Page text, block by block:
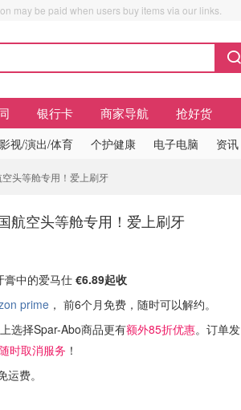
may be paid when users buy items via our links.
银行卡 商家导航 抢好货
影视/演出/体育 个护健康 电子电脑 资讯
头等舱专用！爱上刷牙
航空头等舱专用！爱上刷牙
膏中的爱马仕€6.89起收
prime ， 前6个月免费，随时可以解约。
选择Spar-Abo商品更有额外85折优惠。订单发
时取消服务 ！
费。